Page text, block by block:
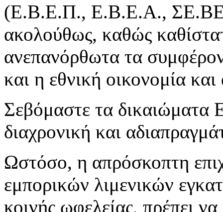
(Ε.Β.Ε.Π., Ε.Β.Ε.Α., ΣΕ.ΒΕ.
ακολούθως, καθώς
ανεπανόρθωτα τα
και η εθνική οικονομία
Σεβόμαστε τα δικαιώματα
διαχρονική και
Ωστόσο, η απρόσκοπτη
εμπορικών λιμενικών
κοινής ωφελείας, πρέπει